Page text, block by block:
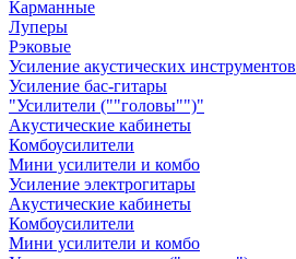
Карманные
Луперы
Рэковые
Усиление акустических инструментов
Усиление бас-гитары
"Усилители (""головы"")"
Акустические кабинеты
Комбоусилители
Мини усилители и комбо
Усиление электрогитары
Акустические кабинеты
Комбоусилители
Мини усилители и комбо